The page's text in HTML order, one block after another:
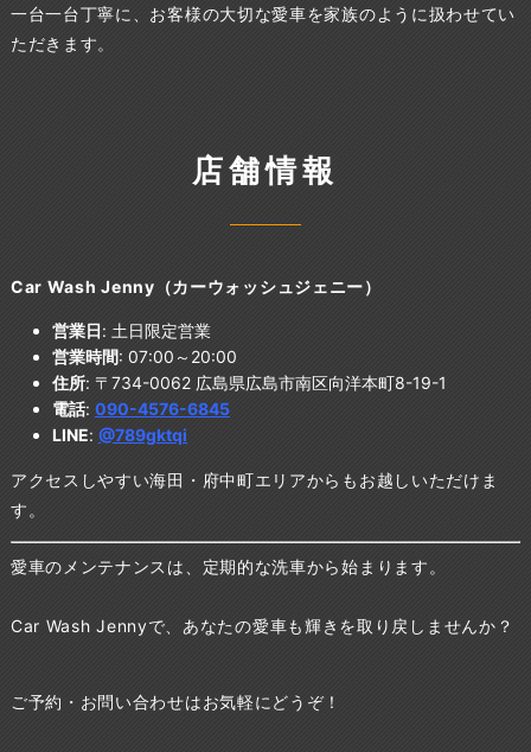
一台一台丁寧に、お客様の大切な愛車を家族のように扱わせてい
ただきます。
店舗情報
Car Wash Jenny（カーウォッシュジェニー）
営業日: 土日限定営業
営業時間: 07:00～20:00
住所: 〒734-0062 広島県広島市南区向洋本町8-19-1
電話: 090-4576-6845
LINE: @789gktqi
アクセスしやすい海田・府中町エリアからもお越しいただけま
す。
愛車のメンテナンスは、定期的な洗車から始まります。
Car Wash Jennyで、あなたの愛車も輝きを取り戻しませんか？
ご予約・お問い合わせはお気軽にどうぞ！